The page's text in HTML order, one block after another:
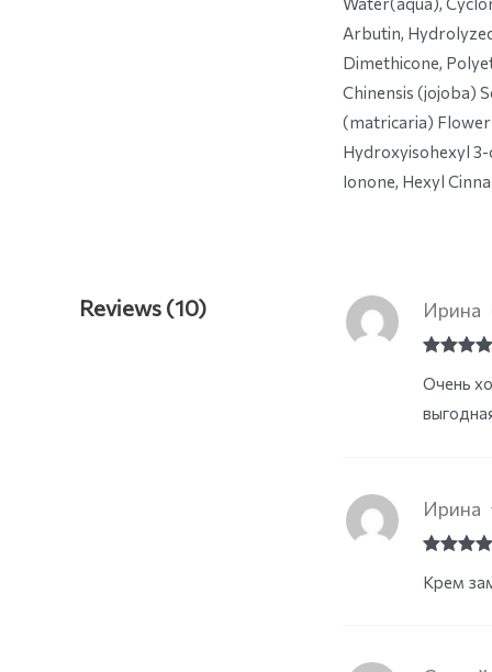
Arbutin,
Dimethicone,
Chinensis (jojoba)
(matricaria)
Hydroxyisohexyl
Ionone, Hexyl
Reviews (10)
out of 5
Ирина
Очень
out of 5
Ирина
Крем